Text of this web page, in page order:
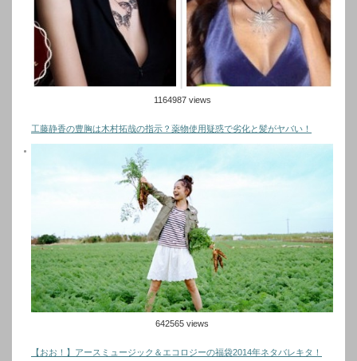
1164987 views
工藤静香の豊胸は木村拓哉の指示？薬物使用疑惑で劣化と髪がヤバい！
642565 views
【おお！】アースミュージック＆エコロジーの福袋2014年ネタバレキタ！